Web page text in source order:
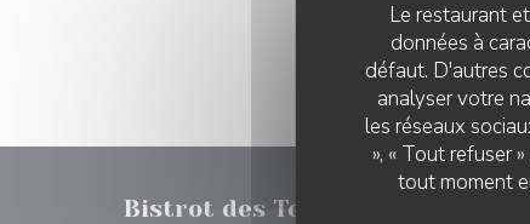
Le restaurant
données à
défaut. D'autres
analyser votre
les réseaux
», « Tout refuser
tout moment
Bistrot des Tournelles